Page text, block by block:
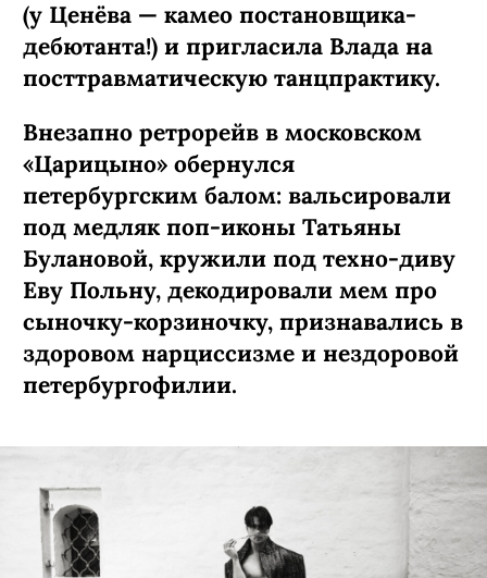
(у Ценёва — камео постановщика-
дебютанта!) и пригласила Влада на
посттравматическую танцпрактику.
Внезапно ретрорейв в московском
«Царицыно» обернулся
петербургским балом: вальсировали
под медляк поп-иконы Татьяны
Булановой, кружили под техно-диву
Еву Польну, декодировали мем про
сыночку-­корзиночку, признавались в
здоровом нарциссизме и нездоровой
петербургофилии.